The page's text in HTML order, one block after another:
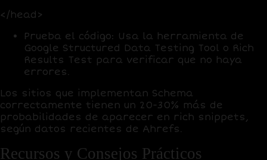
</head>
Prueba el código: Usa la herramienta de
Google Structured Data Testing Tool o Rich
Results Test para verificar que no haya
errores.
Los sitios que implementan Schema
correctamente tienen un 20-30% más de
probabilidades de aparecer en rich snippets,
según datos recientes de Ahrefs.
Recursos y Consejos Prácticos